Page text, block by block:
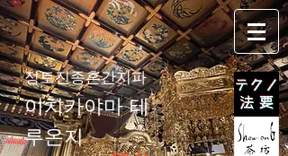
정토진종혼간지파
이치카야마 테
루온지